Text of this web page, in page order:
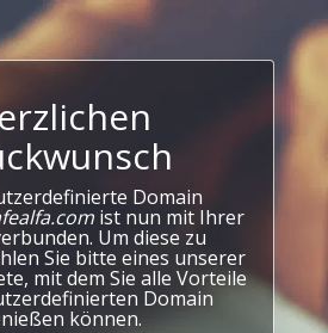
Domain
ist nun mit Ihrer
Um diese zu
Sie bitte eines unserer
mit dem Sie alle Vorteile
Domain
können.